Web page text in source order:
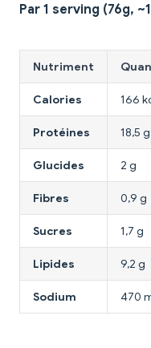
Par 1 serving (76g,
Nutriment
Calories 166
Protéines 18,5 g
Glucides 2 g
Fibres 0,9 g
Sucres 1,7 g
Lipides 9,2 g
Sodium 470